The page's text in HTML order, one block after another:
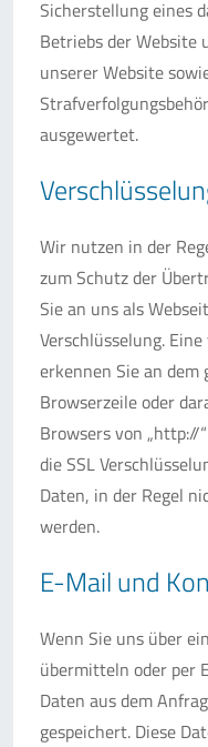
Sicherstellung eines
Betriebs der Website
unserer Website
ausgewertet.
Wir nutzen in der
zum Schutz der
Sie an uns als
Verschlüsselung.
erkennen Sie an
Browserzeile oder
Browsers von „http://
die SSL
Daten, in der Regel
werden.
E-Mail und
Wenn Sie uns über
übermitteln oder per
Daten aus dem
gespeichert. Diese